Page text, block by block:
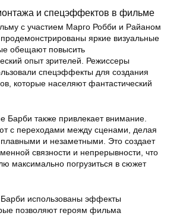
и спецэффектов в фильме
с участием Марго Робби и Райаном
яркие визуальные
обещают повысить
опыт зрителей. Режиссеры
спецэффекты для создания
которые населяют фантастический
Барби также привлекает внимание.
с переходами между сценами, делая
и незаметными. Это создает
связности и непрерывности, что
максимально погрузиться в сюжет
использованы эффекты
позволяют героям фильма